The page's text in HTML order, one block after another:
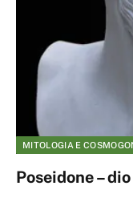
MITOLOGIA E
Poseidone –